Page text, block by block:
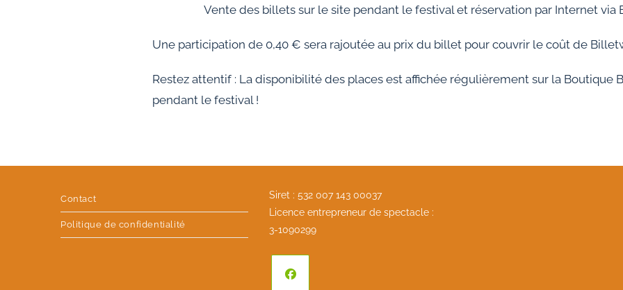
Vente des billets sur le site pendant le festival et réservation par Internet via
Une participation de 0,40 € sera rajoutée au prix du billet pour couvrir le coût de
Restez attentif : La disponibilité des places est affichée régulièrement sur la Boutique
pendant le festival !
Contact
Politique de confidentialité
Siret : 532 007 143 00037
Licence entrepreneur de spectacle :
3-1090299